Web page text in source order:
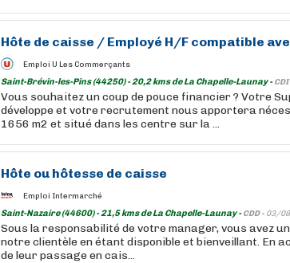
Hôte de caisse / Employé H/F compatible
Emploi U Les Commerçants
Saint-Brévin-les-Pins (44250) - 20,2 kms de La Chapelle-Launay -CDI
Vous souhaitez un coup de pouce financier ? Votre
développe et votre recrutement nous apportera
1656 m2 et situé dans les centre sur la ...
Hôte ou hôtesse de caisse
Emploi Intermarché
Saint-Nazaire (44600) - 21,5 kms de La Chapelle-Launay -CDD - 03/
Sous la responsabilité de votre manager, vous avez
notre clientèle en étant disponible et bienveillant. En
de leur passage en cais...